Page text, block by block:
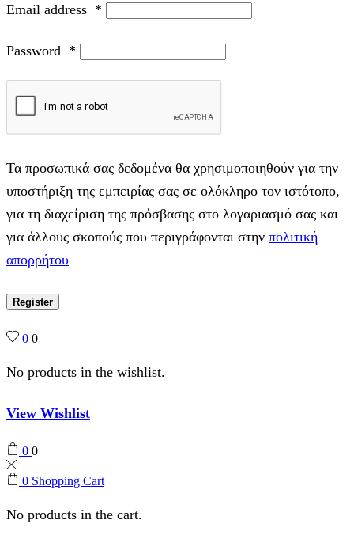
Email address *
Password *
Τα προσωπικά σας δεδομένα θα χρησιμοποιηθούν για την
υποστήριξη της εμπειρίας σας σε ολόκληρο τον ιστότοπο,
για τη διαχείριση της πρόσβασης στο λογαριασμό σας και
για άλλους σκοπούς που περιγράφονται στην πολιτική
απορρήτου
Register
0 0
No products in the wishlist.
View Wishlist
0 0
0 Shopping Cart
No products in the cart.